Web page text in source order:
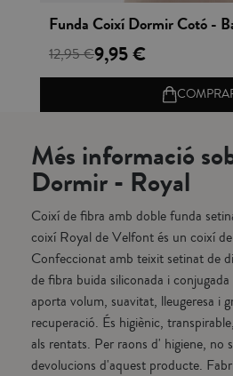
Vista rápida
Funda Coixí Dormir Cotó -
12,95 €9,95 €
Més informació
Dormir - Royal
Coixí de fibra amb doble funda
coixí Royal de Velfont és un coixí
Confeccionat amb teixit setinat de
de fibra buida siliconada i
aporta volum, suavitat, lleugeresa i
recuperació. És higiènic,
als rentats. Per raons d' higiene, no
devolucions d'aquest producte.